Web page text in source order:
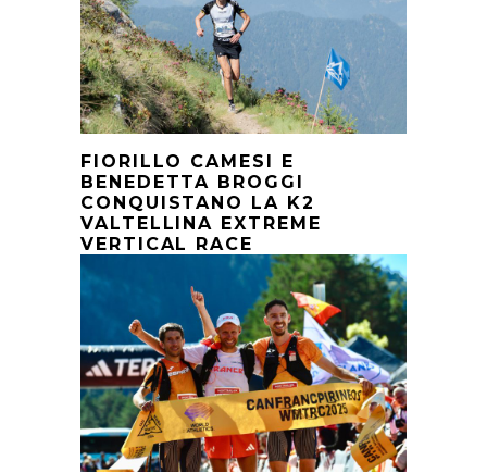
FIORILLO CAMESI E
BENEDETTA BROGGI
CONQUISTANO LA K2
VALTELLINA EXTREME
VERTICAL RACE